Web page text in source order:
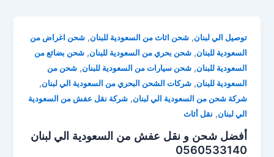
توصيل الي لبنان,شحن اثاث من السعودية للبنان,شحن اغراض من
السعودية للبنان,شحن بحري من السعودية للبنان,شحن بضائع من
السعودية للبنان,شحن سيارات من السعودية للبنان,شحن من
السعودية للبنان,شركات الشحن البحري من السعودية الي لبنان,
شركة شحن من السعودية الي لبنان,شركة نقل عفش من السعودية
الي لبنان, نقل أثاث
أفضل شحن و نقل عفش من السعودية الي لبنان
0560533140